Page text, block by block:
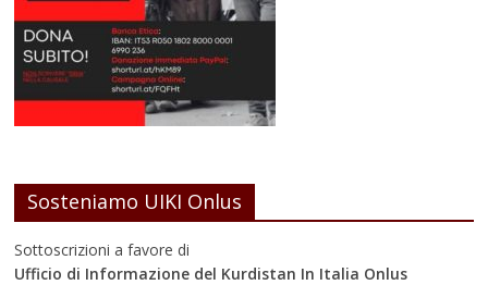
Sosteniamo UIKI Onlus
Sottoscrizioni a favore di
Ufficio di Informazione del Kurdistan In Italia Onlus